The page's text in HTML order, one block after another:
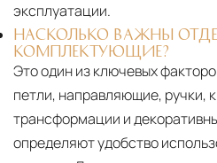
эксплуатации.
НАСКОЛЬКО ВАЖНЫ
КОМПЛЕКТУЮЩИЕ?
Это один из ключевых
петли, направляющие, ручки,
трансформации и
определяют удобство